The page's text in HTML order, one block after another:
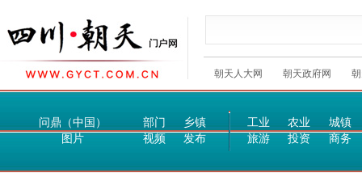
朝天人大网 朝天政府网
问鼎（中国） 部门
乡镇
图片
视频 发布
工业 农业
城镇
旅游
投资 商务